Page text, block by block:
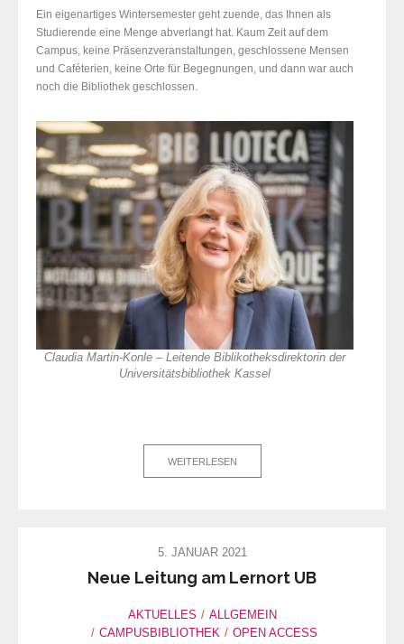
Ein eigenartiges Wintersemester geht zuende, das Ihnen als
Studierende eine Menge abverlangt hat. Kaum Zeit auf dem
Campus, keine Präsenzveranstaltungen, geschlossene Mensen
und Caféterien, keine Orte für Begegnungen, und dann war auch
noch die Bibliothek geschlossen.
Claudia Martin-Konle – Leitende Biblikotheksdirektorin der
Universitätsbibliothek Kassel
WEITERLESEN
5. JANUAR 2021
Neue Leitung am Lernort UB
AKTUELLES
ALLGEMEIN
CAMPUSBIBLIOTHEK
OPEN ACCESS